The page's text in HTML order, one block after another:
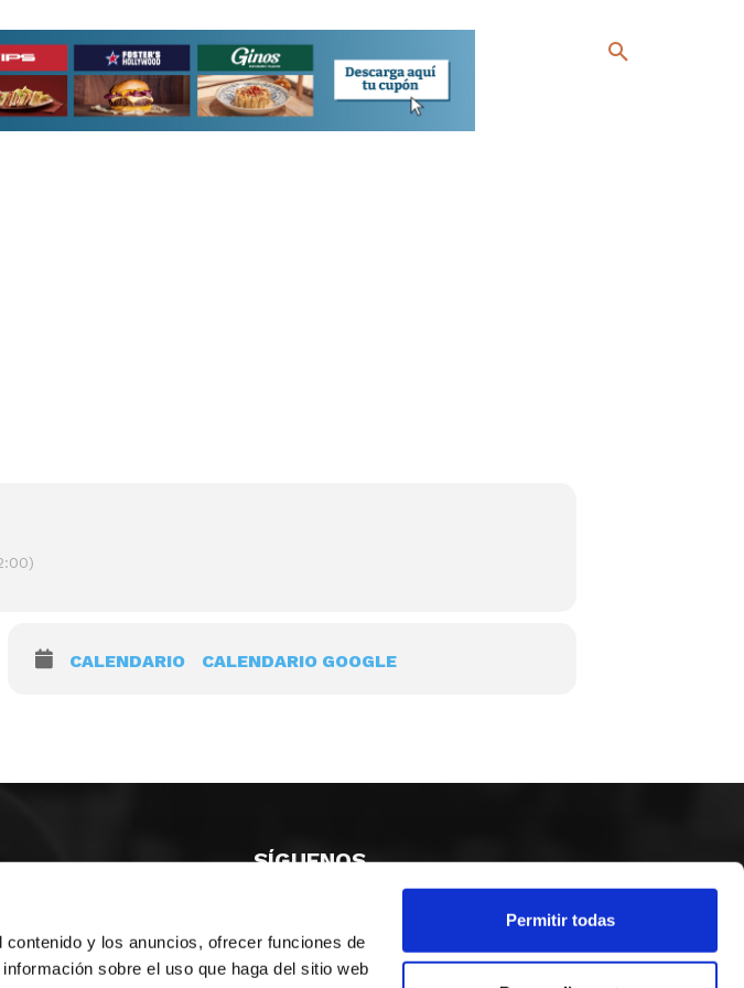
y los anuncios, ofrecer funciones de
sobre el uso que haga del sitio web
Permitir todas
CALENDARIO CALENDARIO GOOGLE
SÍGUENOS